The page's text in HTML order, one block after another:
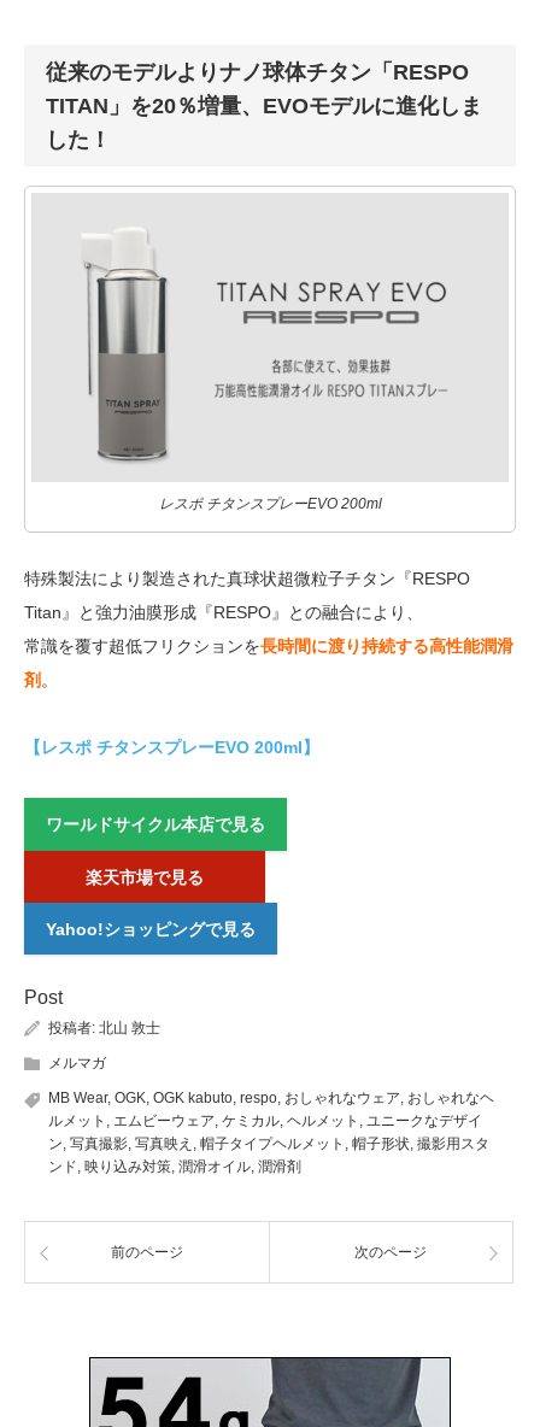
従来のモデルよりナノ球体チタン「RESPO
TITAN」を20％増量、EVOモデルに進化しま
した！
レスポ チタンスプレーEVO 200ml
特殊製法により製造された真球状超微粒子チタン『RESPO
Titan』と強力油膜形成『RESPO』との融合により、
常識を覆す超低フリクションを長時間に渡り持続する高性能潤滑
剤。
【レスポ チタンスプレーEVO 200ml】
ワールドサイクル本店で見る
楽天市場で見る
Yahoo!ショッピングで見る
Post
投稿者: 北山 敦士
メルマガ
MB Wear, OGK, OGK kabuto, respo, おしゃれなウェア, おしゃれなヘ
ルメット , エムビーウェア, ケミカル, ヘルメット , ユニークなデザイ
ン, 写真撮影, 写真映え , 帽子タイプヘルメット , 帽子形状, 撮影用スタ
ンド, 映り込み対策, 潤滑オイル, 潤滑剤
前のページ 次のページ